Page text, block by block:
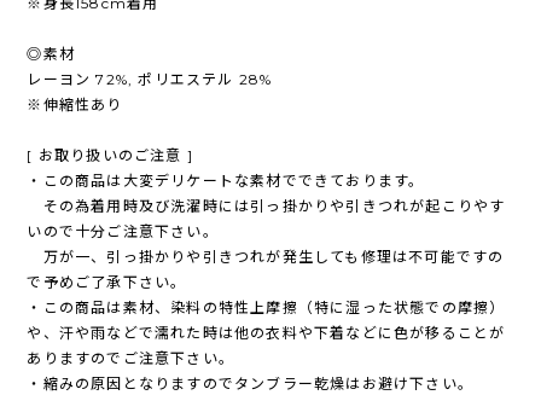
◎素材
レーヨン 72%, ポリエステル 28%
※伸縮性あり
[ お取り扱いのご注意 ]
・この商品は大変デリケートな素材でできております。
その為着用時及び洗濯時には引っ掛かりや引きつれが起こりやす
いので十分ご注意下さい。
万が一、引っ掛かりや引きつれが発生しても修理は不可能ですの
で予めご了承下さい。
・この商品は素材、染料の特性上摩擦（特に湿った状態での摩擦）
や、汗や雨などで濡れた時は他の衣料や下着などに色が移ることが
ありますのでご注意下さい。
・縮みの原因となりますのでタンブラー乾燥はお避け下さい。